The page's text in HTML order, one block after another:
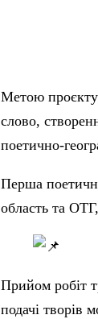
Метою проєкту
слово,
поетично-
Перша
область та
Прийом робіт
подачі творів